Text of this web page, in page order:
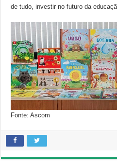
de tudo, investir no futuro da
Fonte: Ascom